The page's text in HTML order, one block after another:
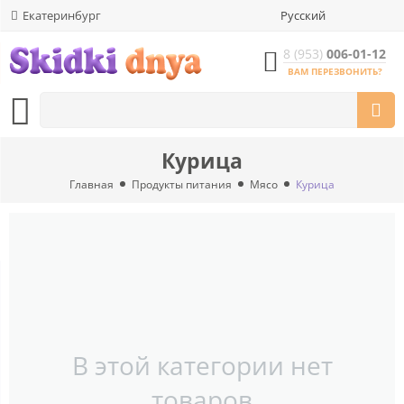
Екатеринбург Русский
8 (953) 006-01-12
ВАМ ПЕРЕЗВОНИТЬ?
Курица
Главная Продукты питания Мясо Курица
В этой категории нет